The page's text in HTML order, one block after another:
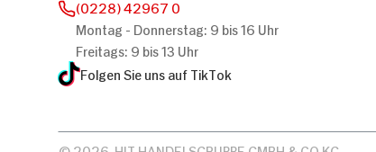
(0228) 42967 0
Montag - Donnerstag: 9 bis 16 Uhr
Freitags: 9 bis 13 Uhr
Folgen Sie uns auf TikTok